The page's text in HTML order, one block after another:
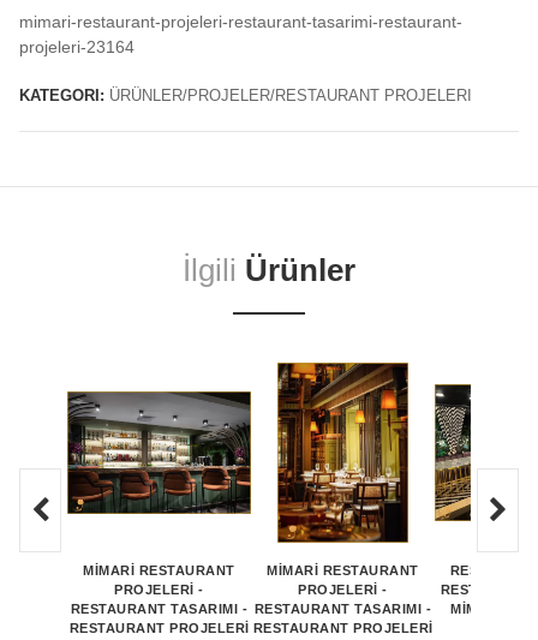
mimari-restaurant-projeleri-restaurant-tasarimi-restaurant-
projeleri-23164
KATEGORI: ÜRÜNLER/PROJELER/RESTAURANT PROJELERI
İlgili Ürünler
MİMARİ RESTAURANT
PROJELERİ -
RESTAURANT TASARIMI -
RESTAURANT PROJELERİ
MİMARİ RESTAURANT
PROJELERİ -
RESTAURANT TASARIMI -
RESTAURANT PROJELERİ
RESTORAN
RESTORAN
MİMARİ